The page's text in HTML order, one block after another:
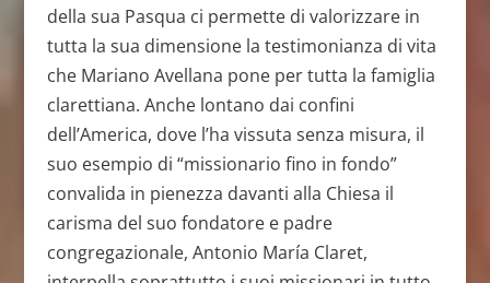
della sua Pasqua ci permette di valorizzare in
tutta la sua dimensione la testimonianza di vita
che Mariano Avellana pone per tutta la famiglia
clarettiana. Anche lontano dai confini
dell’America, dove l’ha vissuta senza misura, il
suo esempio di “missionario fino in fondo”
convalida in pienezza davanti alla Chiesa il
carisma del suo fondatore e padre
congregazionale, Antonio María Claret,